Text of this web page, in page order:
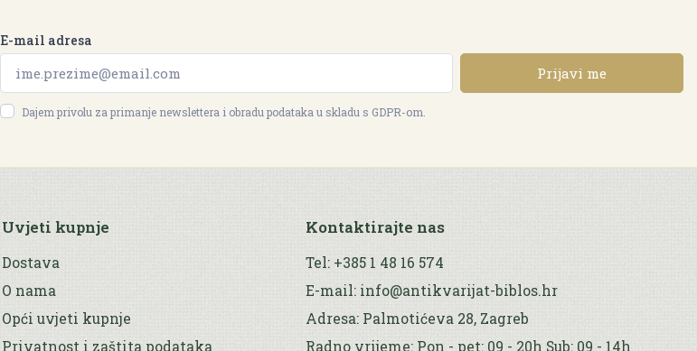
E-mail adresa
Prijavi me
Dajem privolu za primanje newslettera i obradu podataka u skladu s GDPR-om.
Uvjeti kupnje
Dostava
O nama
Opći uvjeti kupnje
Privatnost i zaštita podataka
Kontaktirajte nas
Tel: +385 1 48 16 574
E-mail: info@antikvarijat-biblos.hr
Adresa: Palmotićeva 28, Zagreb
Radno vrijeme: Pon - pet: 09 - 20h Sub: 09 - 14h